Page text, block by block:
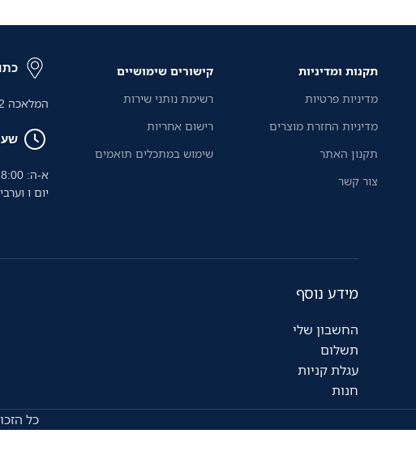
תקנות ומדיניות
מדיניות פרטיות
מדיניות החזרת מוצרים
תקנון האתר
צור קשר
קישורים שימושיים
רשימת נותני שירות
רישום אחריות
שימוש במתכלים תואמים
המלאכה 2, לוד
א-ה: 18:00 - 9:00
יום ו
מידע נוסף
החשבון שלי
תשלום
עגלת קניות
חנות
כל